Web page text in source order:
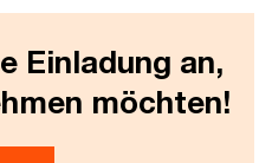
Einladung an,
möchten!